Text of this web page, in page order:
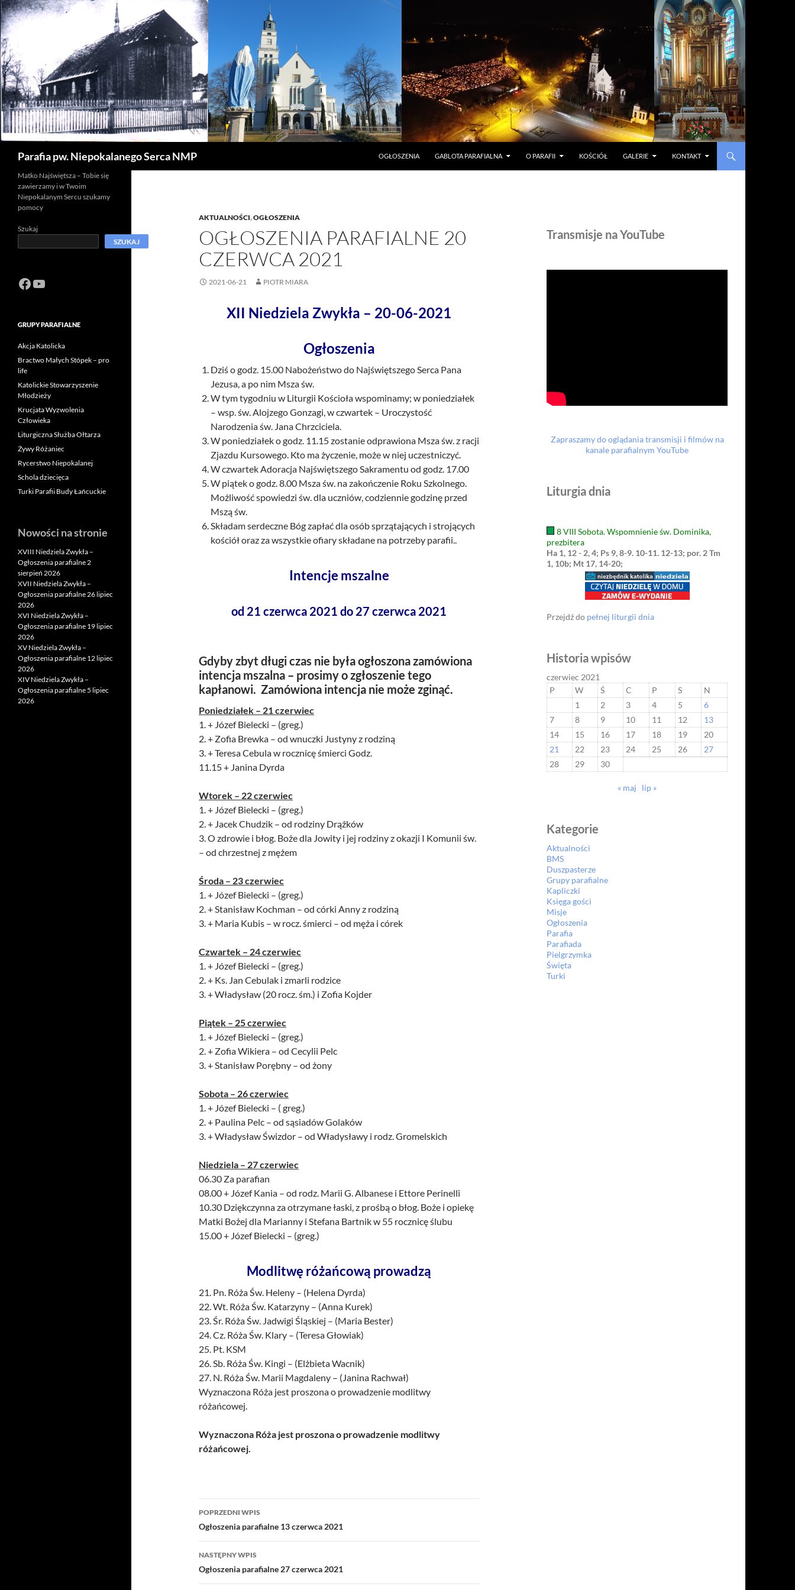
Parafia pw. Niepokalanego Serca NMP
OGŁOSZENIA
GABLOTA PARAFIALNA O PARAFII KOŚCIÓŁ GALERIE KONTAKT
AKTUALNOŚCI,OGŁOSZENIA
OGŁOSZENIA PARAFIALNE 20
CZERWCA 2021
2021-06-21 PIOTR MIARA
XII Niedziela Zwykła – 20-06-2021
Ogłoszenia
Dziś o godz. 15.00 Nabożeństwo do Najświętszego Serca Pana
Jezusa, a po nim Msza św.
W tym tygodniu w Liturgii Kościoła wspominamy; w poniedziałek
– wsp. św. Alojzego Gonzagi, w czwartek – Uroczystość
Narodzenia św. Jana Chrzciciela.
W poniedziałek o godz. 11.15 zostanie odprawiona Msza św. z racji
Zjazdu Kursowego. Kto ma życzenie, może w niej uczestniczyć.
W czwartek Adoracja Najświętszego Sakramentu od godz. 17.00
W piątek o godz. 8.00 Msza św. na zakończenie Roku Szkolnego.
Możliwość spowiedzi św. dla uczniów, codziennie godzinę przed
Mszą św.
Składam serdeczne Bóg zapłać dla osób sprzątających i strojących
kościół oraz za wszystkie ofiary składane na potrzeby parafii..
Intencje mszalne
od 21 czerwca 2021 do 27 czerwca 2021
Gdyby zbyt długi czas nie była ogłoszona zamówiona
intencja mszalna – prosimy o zgłoszenie tego
kapłanowi. Zamówiona intencja nie może zginąć.
Poniedziałek – 21 czerwiec
1. + Józef Bielecki – (greg.)
2. + Zofia Brewka – od wnuczki Justyny z rodziną
3. + Teresa Cebula w rocznicę śmierci Godz.
11.15 + Janina Dyrda
Wtorek – 22 czerwiec
1. + Józef Bielecki – (greg.)
2. + Jacek Chudzik – od rodziny Drążków
3. O zdrowie i błog. Boże dla Jowity i jej rodziny z okazji I Komunii św.
– od chrzestnej z mężem
Środa – 23 czerwiec
1. + Józef Bielecki – (greg.)
2. + Stanisław Kochman – od córki Anny z rodziną
3. + Maria Kubis – w rocz. śmierci – od męża i córek
Czwartek – 24 czerwiec
1. + Józef Bielecki – (greg.)
2. + Ks. Jan Cebulak i zmarli rodzice
3. + Władysław (20 rocz. śm.) i Zofia Kojder
Piątek – 25 czerwiec
1. + Józef Bielecki – (greg.)
2. + Zofia Wikiera – od Cecylii Pelc
3. + Stanisław Porębny – od żony
Sobota – 26 czerwiec
1. + Józef Bielecki – ( greg.)
2. + Paulina Pelc – od sąsiadów Golaków
3. + Władysław Świzdor – od Władysławy i rodz. Gromelskich
Niedziela – 27 czerwiec
06.30 Za parafian
08.00 + Józef Kania – od rodz. Marii G. Albanese i Ettore Perinelli
10.30 Dziękczynna za otrzymane łaski, z prośbą o błog. Boże i opiekę
Matki Bożej dla Marianny i Stefana Bartnik w 55 rocznicę ślubu
15.00 + Józef Bielecki – (greg.)
Modlitwę różańcową prowadzą
21. Pn. Róża Św. Heleny – (Helena Dyrda)
22. Wt. Róża Św. Katarzyny – (Anna Kurek)
23. Śr. Róża Św. Jadwigi Śląskiej – (Maria Bester)
24. Cz. Róża Św. Klary – (Teresa Głowiak)
25. Pt. KSM
26. Sb. Róża Św. Kingi – (Elżbieta Wacnik)
27. N. Róża Św. Marii Magdaleny – (Janina Rachwał)
Wyznaczona Róża jest proszona o prowadzenie modlitwy
różańcowej.
Wyznaczona Róża jest proszona o prowadzenie modlitwy
różańcowej.
Nawigacja
wpisu
POPRZEDNI WPIS
Ogłoszenia parafialne 13 czerwca 2021
NASTĘPNY WPIS
Ogłoszenia parafialne 27 czerwca 2021
Transmisje na YouTube
Zapraszamy do oglądania transmisji i filmów na
kanale parafialnym YouTube
Liturgia dnia
8 VIII Sobota. Wspomnienie św. Dominika,
prezbitera
Ha 1, 12 - 2, 4; Ps 9, 8-9. 10-11. 12-13; por. 2 Tm
1, 10b; Mt 17, 14-20;
Przejdź do pełnej liturgii dnia
Historia wpisów
czerwiec 2021
P
W Ś C P S
N
1
2 3 4 5
6
7
8 9 10 11 12
13
14
15 16 17 18 19
20
21
22 23 24 25 26
27
28
29 30
« maj lip »
Kategorie
Aktualności
BMS
Duszpasterze
Grupy parafialne
Kapliczki
Księga gości
Misje
Ogłoszenia
Parafia
Parafiada
Pielgrzymka
Święta
Turki
Matko Najświętsza – Tobie się
zawierzamy i w Twoim
Niepokalanym Sercu szukamy
pomocy
Szukaj
SZUKAJ
Facebook
https://www.youtube.com/channel/UCeN8ciSo_a79igwmwNXx2qw
GRUPY PARAFIALNE
Akcja Katolicka
Bractwo Małych Stópek – pro
life
Katolickie Stowarzyszenie
Młodzieży
Krucjata Wyzwolenia
Człowieka
Liturgiczna Służba Ołtarza
Żywy Różaniec
Rycerstwo Niepokalanej
Schola dziecięca
Turki Parafii Budy Łańcuckie
Nowości na stronie
XVIII Niedziela Zwykła –
Ogłoszenia parafialne 2
sierpień 2026
XVII Niedziela Zwykła –
Ogłoszenia parafialne 26 lipiec
2026
XVI Niedziela Zwykła –
Ogłoszenia parafialne 19 lipiec
2026
XV Niedziela Zwykła –
Ogłoszenia parafialne 12 lipiec
2026
XIV Niedziela Zwykła –
Ogłoszenia parafialne 5 lipiec
2026